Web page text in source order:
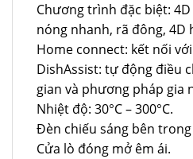
Chương trình đặc biệt:
nóng nhanh, rã đông, 4D
Home connect: kết nối
DishAssist: tự động điều
gian và phương pháp gia
Nhiệt độ: 30°C – 300°C.
Đèn chiếu sáng bên
Cửa lò đóng mở êm ái.